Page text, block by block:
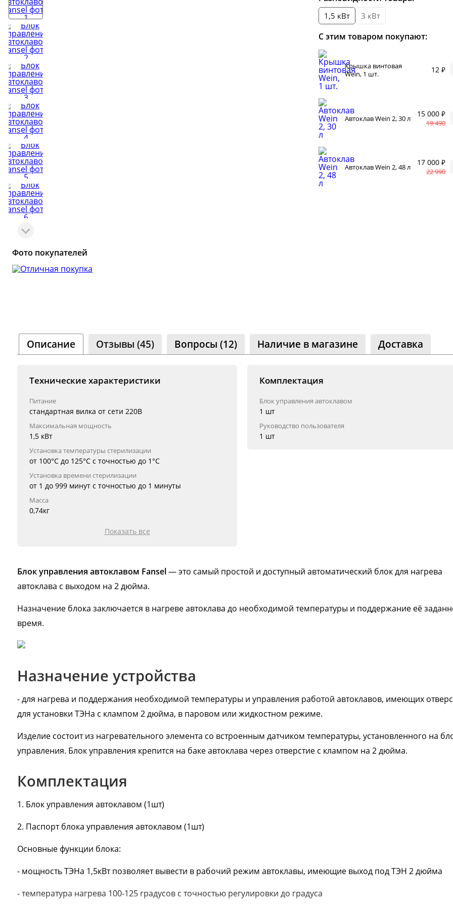
Виноделие
Сыроварение
автоклаве
1,5 кВт 3 кВт
С этим товаром покупают:
Крышка винтовая
Wein, 1 шт.
12 ₽
Автоклав Wein 2, 30 л 15 000 ₽
19 490
Автоклав Wein 2, 48 л 17 000 ₽
22 990
Фото покупателей
Описание Отзывы (45) Вопросы (12) Наличие в магазине Доставка
Технические характеристики
Питание
стандартная вилка от сети 220В
Максимальная мощность
1,5 кВт
Установка температуры стерилизации
от 100°С до 125°С с точностью до 1°С
Установка времени стерилизации
от 1 до 999 минут с точностью до 1 минуты
Масса
0,74кг
Показать все
Комплектация
Блок управления автоклавом
1 шт
Руководство пользователя
1 шт
Блок управления автоклавом Fansel— это самый простой и доступный автоматический блок для нагрева
автоклава с выходом на 2 дюйма.
Назначение блока заключается в нагреве автоклава до необходимой температуры и поддержание её
время.
Назначение устройства
- для нагрева и поддержания необходимой температуры и управления работой автоклавов, имеющих
для установки ТЭНа с клампом 2 дюйма, в паровом или жидкостном режиме.
Изделие состоит из нагревательного элемента со встроенным датчиком температуры, установленного на
управления. Блок управления крепится на баке автоклава через отверстие с клампом на 2 дюйма.
Комплектация
1. Блок управления автоклавом (1шт)
2. Паспорт блока управления автоклавом (1шт)
Основные функции блока:
- мощность ТЭНа 1,5кВт позволяет вывести в рабочий режим автоклавы, имеющие выход под ТЭН 2 дюйма
- температура нагрева 100-125 градусов с точностью регулировки до градуса